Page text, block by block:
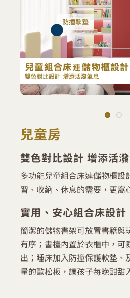
兒童房
雙色對比設計 增添活
多功能兒童組合床連儲物櫃設
習、收納、休息的需要，更窩
實用、安心組合床設計
簡潔的儲物書架可放置書籍與
有序；書檯內置於衣櫃中，可
出；睡床加入防撞保護軟墊、
量的歐松板，讓孩子每晚酣甜